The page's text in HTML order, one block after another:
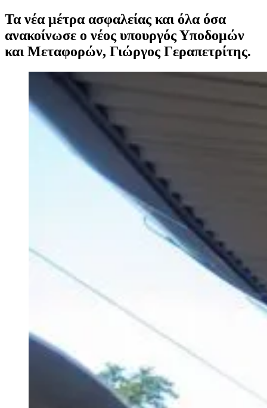
Τα νέα μέτρα ασφαλείας και όλα όσα
ανακοίνωσε ο νέος υπουργός Υποδομών
και Μεταφορών, Γιώργος Γεραπετρίτης.